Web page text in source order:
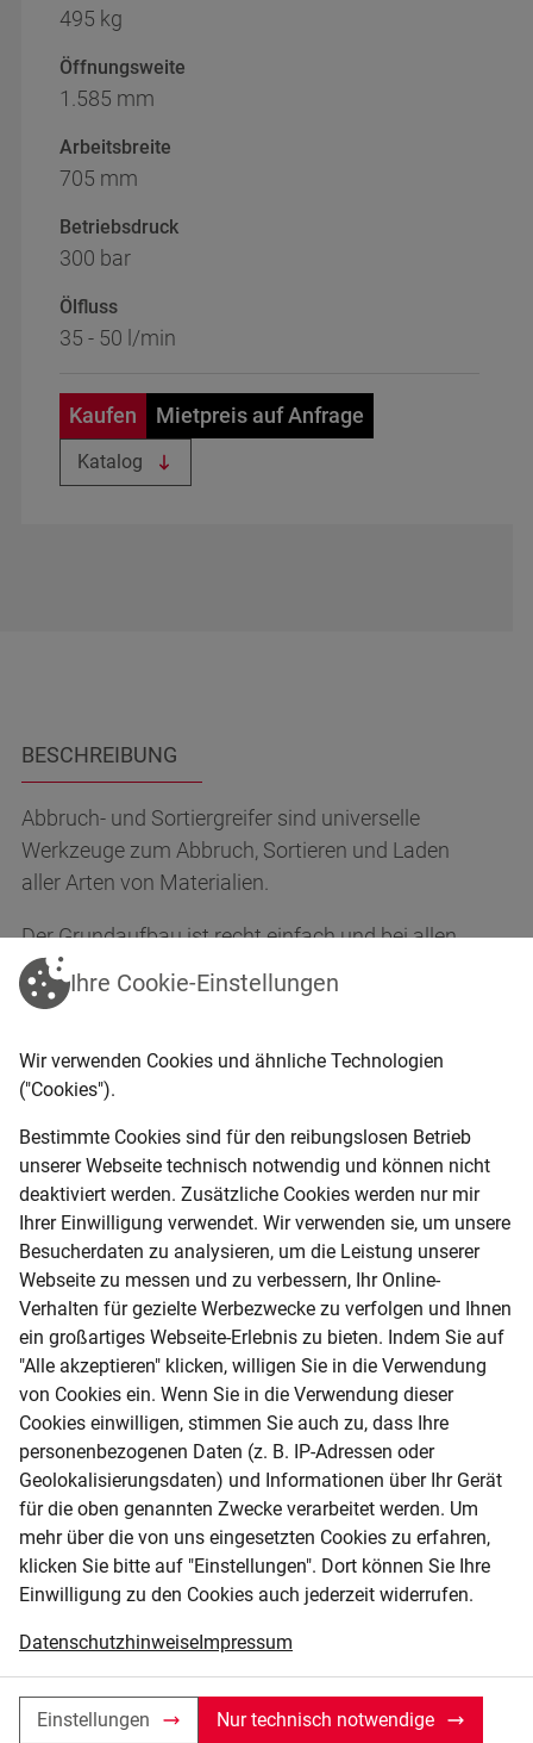
495 kg
Öffnungsweite
1.585 mm
Arbeitsbreite
705 mm
Betriebsdruck
300 bar
Ölfluss
35 - 50 l/min
Kaufen Mietpreis auf Anfrage
Katalog
BESCHREIBUNG
Abbruch- und Sortiergreifer sind universelle
Werkzeuge zum Abbruch, Sortieren und Laden
aller Arten von Materialien.
Der Grundaufbau ist recht einfach und bei allen
Marken ähnlich: ein starres Hauptgehäuse mit
zwei beweglichen Backen, die an beiden Enden des
einem oder zwei Hydraulikzylindern angetrieben
und sind mit einer Stahlstange verbunden, sodass
sie sich gleichzeitig bewegen.
Für schwere Einsätze sind diese hydraulischen
Greifer immer mit einer leistungsstarken
hydraulischen Drehvorrichtung ausgestattet,
während für leichte Beladungs- und
Sortierarbeiten auch ein Tiltrotator reicht.
DOWNLOADS
Produktkatalog
Mietprogramm
Zum Kauf anfragen
Name
Zur Mietliste hinzufügen
Ihre Cookie-Einstellungen
Wir verwenden Cookies und ähnliche Technologien
("Cookies").
Bestimmte Cookies sind für den reibungslosen Betrieb
unserer Webseite technisch notwendig und können nicht
deaktiviert werden. Zusätzliche Cookies werden nur mir
Ihrer Einwilligung verwendet. Wir verwenden sie, um unsere
Besucherdaten zu analysieren, um die Leistung unserer
Webseite zu messen und zu verbessern, Ihr Online-
Verhalten für gezielte Werbezwecke zu verfolgen und Ihnen
ein großartiges Webseite-Erlebnis zu bieten. Indem Sie auf
"Alle akzeptieren" klicken, willigen Sie in die Verwendung
von Cookies ein. Wenn Sie in die Verwendung dieser
Cookies einwilligen, stimmen Sie auch zu, dass Ihre
personenbezogenen Daten (z. B. IP-Adressen oder
Geolokalisierungsdaten) und Informationen über Ihr Gerät
für die oben genannten Zwecke verarbeitet werden. Um
mehr über die von uns eingesetzten Cookies zu erfahren,
klicken Sie bitte auf "Einstellungen". Dort können Sie Ihre
Einwilligung zu den Cookies auch jederzeit widerrufen.
DatenschutzhinweiseImpressum
Einstellungen Nur technisch notwendige